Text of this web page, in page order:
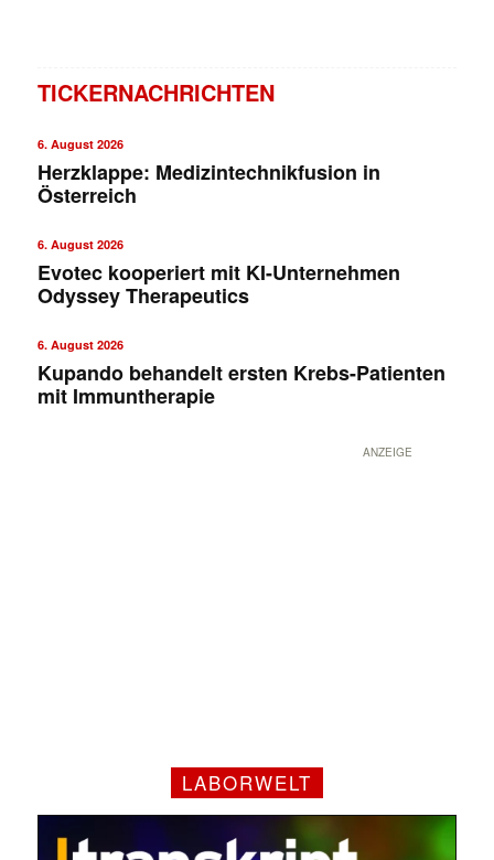
TICKERNACHRICHTEN
6. August 2026
Herzklappe: Medizintechnikfusion in
Österreich
6. August 2026
Evotec kooperiert mit KI-Unternehmen
Odyssey Therapeutics
6. August 2026
Kupando behandelt ersten Krebs-Patienten
mit Immuntherapie
ANZEIGE
LABORWELT